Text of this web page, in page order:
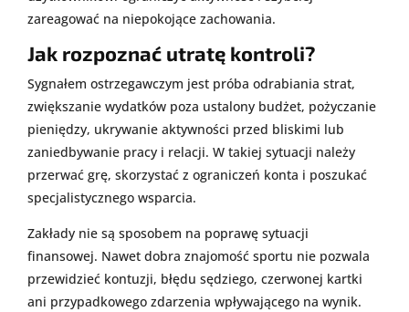
zareagować na niepokojące zachowania.
Jak rozpoznać utratę kontroli?
Sygnałem ostrzegawczym jest próba odrabiania strat,
zwiększanie wydatków poza ustalony budżet, pożyczanie
pieniędzy, ukrywanie aktywności przed bliskimi lub
zaniedbywanie pracy i relacji. W takiej sytuacji należy
przerwać grę, skorzystać z ograniczeń konta i poszukać
specjalistycznego wsparcia.
Zakłady nie są sposobem na poprawę sytuacji
finansowej. Nawet dobra znajomość sportu nie pozwala
przewidzieć kontuzji, błędu sędziego, czerwonej kartki
ani przypadkowego zdarzenia wpływającego na wynik.